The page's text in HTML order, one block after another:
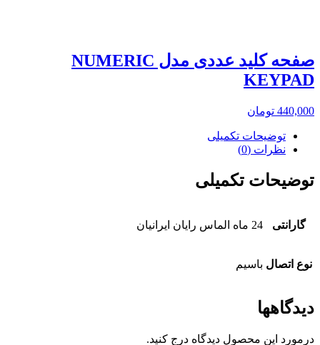
صفحه کلید عددی مدل NUMERIC
KEYPAD
440,000 تومان
توضیحات تکمیلی
نظرات (0)
توضیحات تکمیلی
گارانتی 24 ماه الماس رایان ایرانیان
نوع اتصال باسیم
دیدگاهها
درمورد این محصول دیدگاه درج کنید.